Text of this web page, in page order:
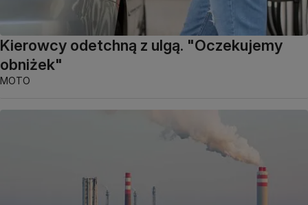
Kierowcy odetchną z ulgą. "Oczekujemy
obniżek"
MOTO